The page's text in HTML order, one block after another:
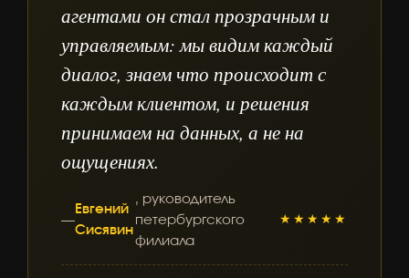
агентами он стал прозрачным и
управляемым: мы видим каждый
диалог, знаем что происходит с
каждым клиентом, и решения
принимаем на данных, а не на
ощущениях.
—
Евгений
Сисявин
, руководитель
петербургского
филиала
★★★★★